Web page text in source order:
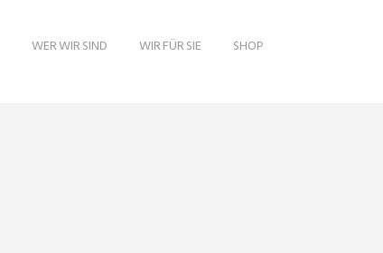
WER WIR SIND WIR FÜR SIE SHOP